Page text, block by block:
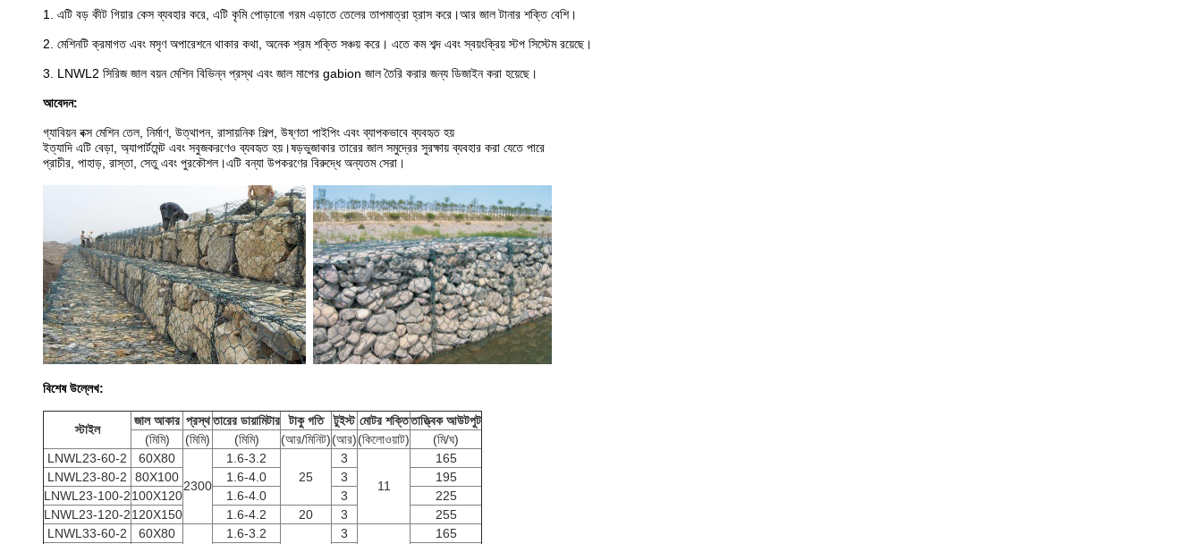
1. এটি বড় কীট গিয়ার কেস ব্যবহার করে, এটি কৃমি পোড়ানো গরম এড়াতে তেলের তাপমাত্রা হ্রাস করে।আর জাল টানার শক্তি বেশি।
2. মেশিনটি ক্রমাগত এবং মসৃণ অপারেশনে থাকার কথা, অনেক শ্রম শক্তি সঞ্চয় করে। এতে কম শব্দ এবং স্বয়ংক্রিয় স্টপ সিস্টেম রয়েছে।
3. LNWL2 সিরিজ জাল বয়ন মেশিন বিভিন্ন প্রস্থ এবং জাল মাপের gabion জাল তৈরি করার জন্য ডিজাইন করা হয়েছে।
আবেদন:
গ্যাবিয়ন বক্স মেশিন তেল, নির্মাণ, উত্থাপন, রাসায়নিক শিল্প, উষ্ণতা পাইপিং এবং ব্যাপকভাবে ব্যবহৃত হয়
ইত্যাদি এটি বেড়া, অ্যাপার্টমেন্ট এবং সবুজকরণেও ব্যবহৃত হয়।ষড়ভুজাকার তারের জাল সমুদ্রের সুরক্ষায় ব্যবহার করা যেতে পারে
প্রাচীর, পাহাড়, রাস্তা, সেতু এবং পুরকৌশল।এটি বন্যা উপকরণের বিরুদ্ধে অন্যতম সেরা।
বিশেষ উল্লেখ:
স্টাইল
জাল আকার প্রস্থ তারের ডায়ামিটার টাকু গতি টুইস্ট মোটর শক্তিতাত্ত্বিক আউটপুট
(মিমি)
(মিমি) (মিমি) (আর/মিনিট)(আর)(কিলোওয়াট)
(মি/ঘ)
LNWL23-60-2
60X80
2300
1.6-3.2
25
3
11
165
LNWL23-80-2
80X100 1.6-4.0 3
195
LNWL23-100-2100X120 1.6-4.0 3
225
LNWL23-120-2120X150 1.6-4.2 20 3
255
LNWL33-60-2
60X80
1.6-3.2
3
165